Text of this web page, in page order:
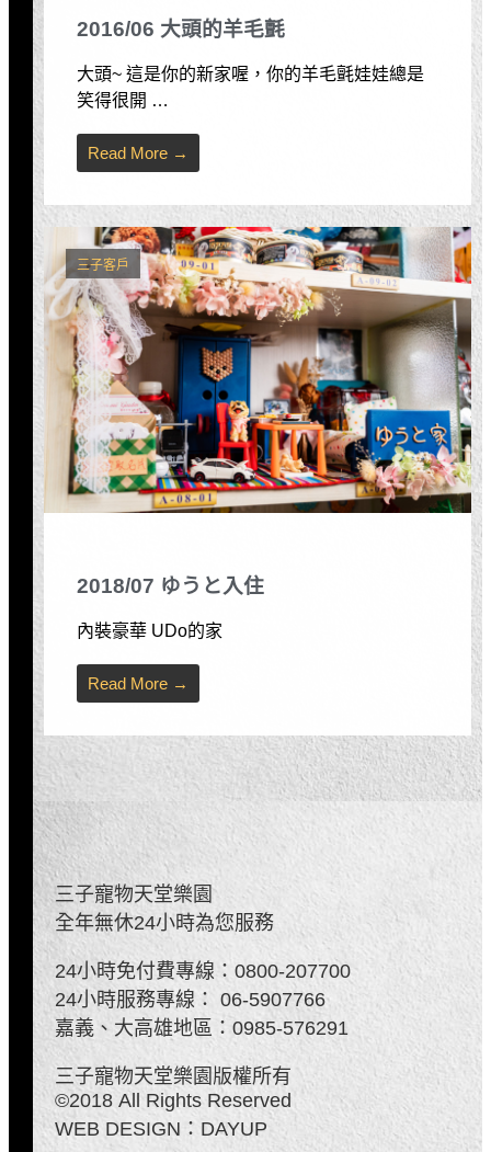
2016/06 大頭的羊毛氈
大頭~ 這是你的新家喔，你的羊毛氈娃娃總是
笑得很開 …
Read More →
三子客戶
2018/07 ゆうと入住
內裝豪華 UDo的家
Read More →
三子寵物天堂樂園
全年無休24小時為您服務
24小時免付費專線： 0800-207700
24小時服務專線： 06-5907766
嘉義、大高雄地區： 0985-576291
三子寵物天堂樂園版權所有
©2018 All Rights Reserved
WEB DESIGN： DAYUP​